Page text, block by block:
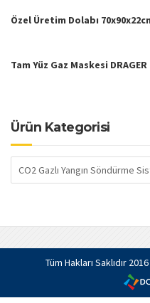
Özel Üretim Dolabı
Tam Yüz Gaz Maskesi DRAGER
Ürün Kategorisi
Tüm Hakları Saklıdır